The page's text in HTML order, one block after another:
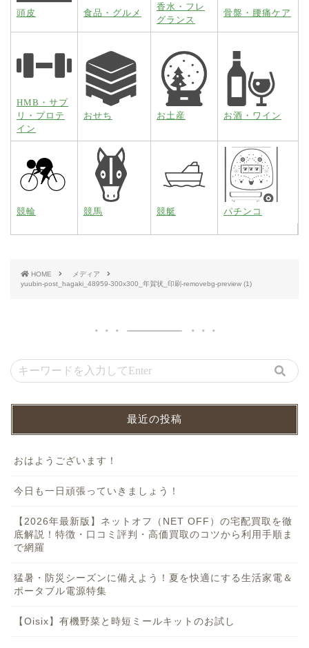
頭皮 食品・グルメ
香水・フレ
グランス
骨盤・腰痛ケア
HMB・サプ
リ・プロテ
イン
おせち お土産 お酒・ワイン
競輪 競馬 競艇 パチンコ
HOME
メディア
yuubin-post_hagaki_48959-300x300_年賀状_印刷-removebg-preview (1)
最近の投稿
おはようございます！
今日も一日頑張っていきましょう！
【2026年最新版】ネットオフ（NET OFF）の宅配買取を徹
底解説！特徴・口コミ評判・高価買取のコツから利用手順ま
で網羅
猛暑・防災シーズンに備えよう！夏を快適にする生活家電＆
ポータブル電源特集
【Oisix】有機野菜と時短ミールキットのお試し